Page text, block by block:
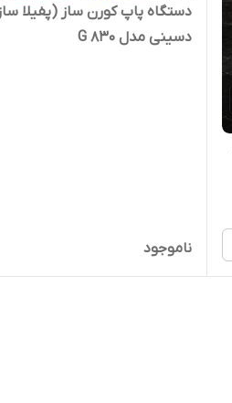
دستگاه پاپ کورن ساز (پفیلا
دسینی مدل G 830
ناموجود